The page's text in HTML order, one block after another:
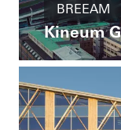
BREEAM
Sweden
Kineum